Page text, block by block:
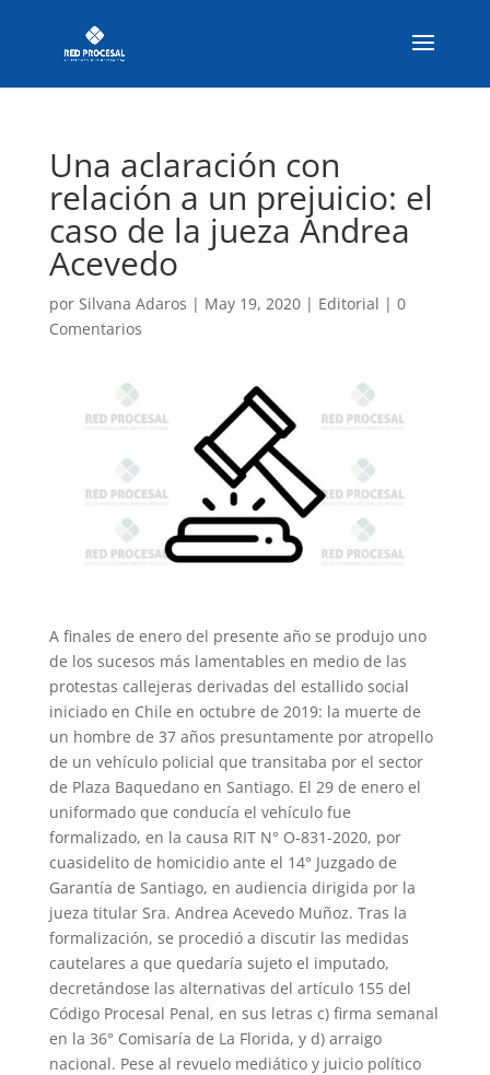
Una aclaración con
relación a un prejuicio: el
caso de la jueza Andrea
Acevedo
por Silvana Adaros | May 19, 2020| Editorial | 0
Comentarios
A finales de enero del presente año se produjo uno
de los sucesos más lamentables en medio de las
protestas callejeras derivadas del estallido social
iniciado en Chile en octubre de 2019: la muerte de
un hombre de 37 años presuntamente por atropello
de un vehículo policial que transitaba por el sector
de Plaza Baquedano en Santiago. El 29 de enero el
uniformado que conducía el vehículo fue
formalizado, en la causa RIT N° O-831-2020, por
cuasidelito de homicidio ante el 14° Juzgado de
Garantía de Santiago, en audiencia dirigida por la
jueza titular Sra. Andrea Acevedo Muñoz. Tras la
formalización, se procedió a discutir las medidas
cautelares a que quedaría sujeto el imputado,
decretándose las alternativas del artículo 155 del
Código Procesal Penal, en sus letras c) firma semanal
en la 36° Comisaría de La Florida, y d) arraigo
nacional. Pese al revuelo mediático y juicio político